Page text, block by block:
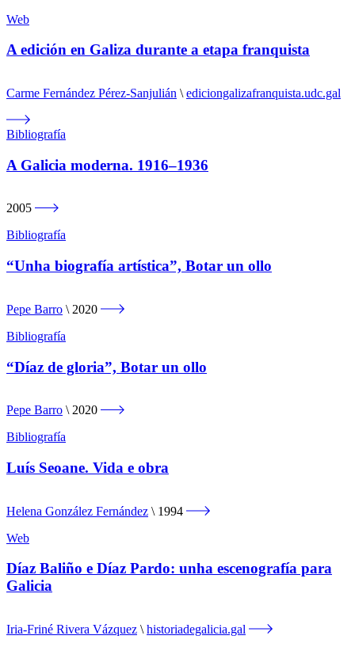
Web
A edición en Galiza durante a etapa franquista
Carme Fernández Pérez-Sanjulián ediciongalizafranquista.udc.gal
Bibliografía
A Galicia moderna. 1916–1936
2005
Bibliografía
“Unha biografía artística”, Botar un ollo
Pepe Barro
2020
Bibliografía
“Díaz de gloria”, Botar un ollo
Pepe Barro
2020
Bibliografía
Luís Seoane. Vida e obra
Helena González Fernández
1994
Web
Díaz Baliño e Díaz Pardo: unha escenografía para
Galicia
Iria-Friné Rivera Vázquez
historiadegalicia.gal